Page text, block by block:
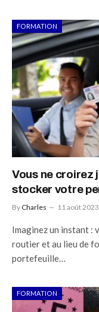
FORMATION
Vous ne croirez
stocker votre
By Charles 11 août 2023
Imaginez un instant :
routier et au lieu de
portefeuille…
FORMATION